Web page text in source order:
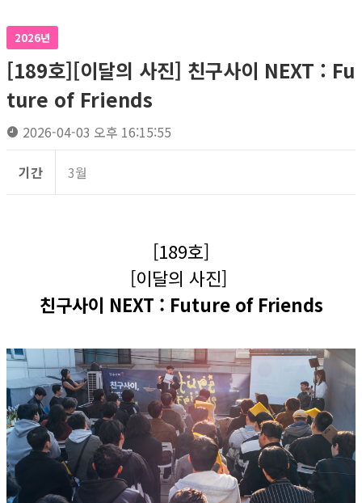
2026년
[189호][이달의 사진] 친구사이 NEXT : Fu
ture of Friends
2026-04-03 오후 16:15:55
기간 3월
[189호]
[이달의 사진]
친구사이 NEXT : Future of Friends